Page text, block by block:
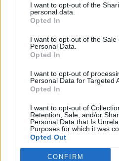
I want to opt-out of the
personal data.
Opted In
I want to opt-out of the Sale
Personal Data.
Opted In
I want to opt-out of
Personal Data for Targeted
Opted In
I want to opt-out of
Retention, Sale, and/or
Personal Data that Is
Purposes for which it was
Opted Out
CONFIRM
Letra Tu No Vive Así (ft.
Letra Vuelvo Mejor (Remix)
Ozuna, Cosculluela)
Letra GUAO (ft. ANTA
HABACHE, Tommy